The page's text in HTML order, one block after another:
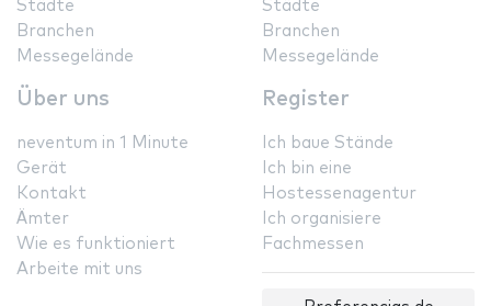
Städte
Branchen
Messegelände
Städte
Branchen
Messegelände
Über uns
neventum in 1 Minute
Gerät
Kontakt
Ämter
Wie es funktioniert
Arbeite mit uns
Register
Ich baue Stände
Ich bin eine
Hostessenagentur
Ich organisiere
Fachmessen